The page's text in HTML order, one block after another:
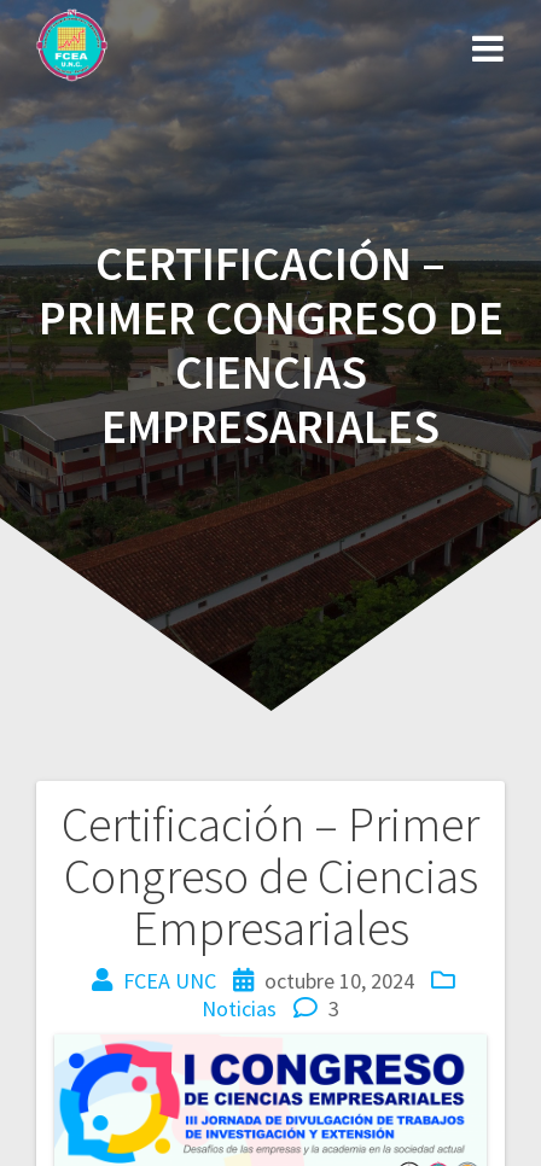
CERTIFICACIÓN –
PRIMER CONGRESO DE
CIENCIAS
EMPRESARIALES
Certificación – Primer
Congreso de Ciencias
Empresariales
FCEA UNC
octubre 10, 2024
Noticias
3